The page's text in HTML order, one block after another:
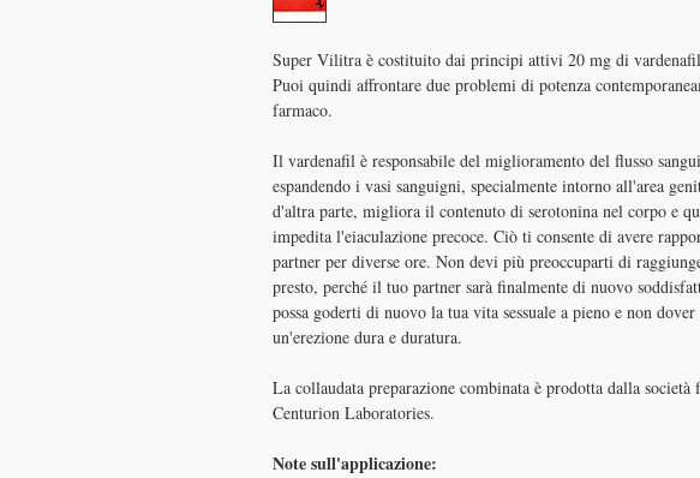
Super Vilitra è costituito dai principi attivi 20 mg di
Puoi quindi affrontare due problemi di potenza
farmaco.
Il vardenafil è responsabile del miglioramento del flusso
espandendo i vasi sanguigni, specialmente intorno all'area
d'altra parte, migliora il contenuto di serotonina nel corpo e
impedita l'eiaculazione precoce. Ciò ti consente di avere
partner per diverse ore. Non devi più preoccuparti di
presto, perché il tuo partner sarà finalmente di nuovo
possa goderti di nuovo la tua vita sessuale a pieno e non
un'erezione dura e duratura.
La collaudata preparazione combinata è prodotta dalla società
Centurion Laboratories.
Note sull'applicazione: